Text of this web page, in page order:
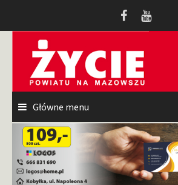
Główne menu